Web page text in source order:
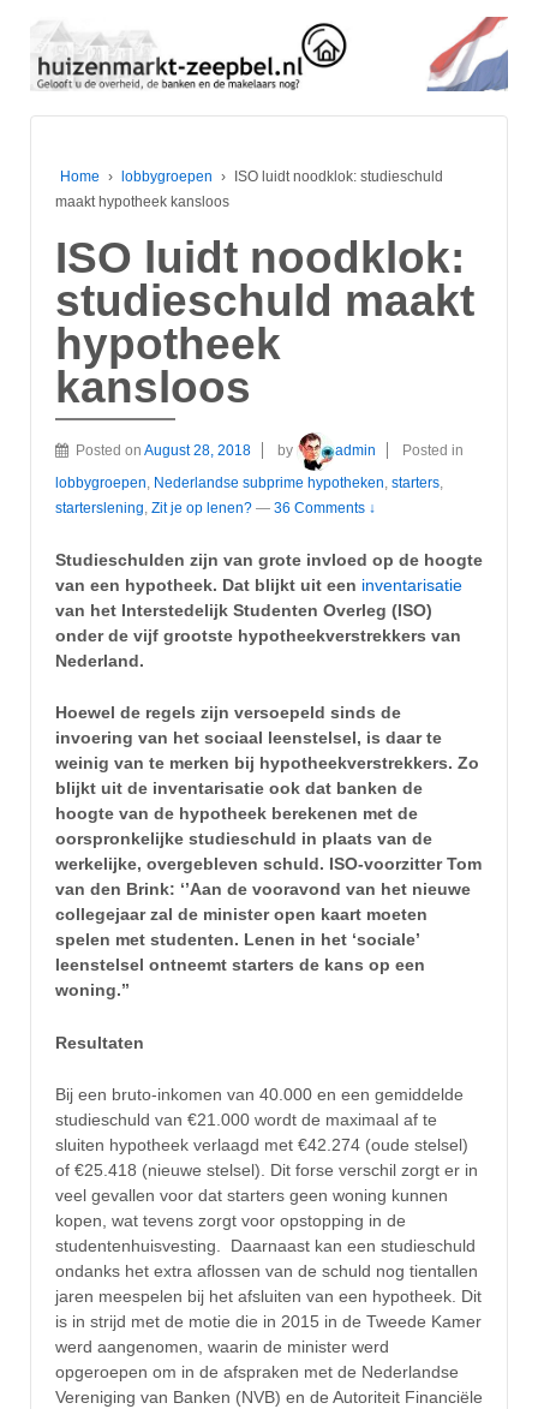
Home › lobbygroepen ›
ISO luidt noodklok: studieschuld
maakt hypotheek kansloos
ISO luidt noodklok:
studieschuld maakt
hypotheek
kansloos
Posted on August 28, 2018 by admin
Posted in
lobbygroepen Nederlandse subprime hypotheken starters
starterslening Zit je op lenen? — 36 Comments ↓
Studieschulden zijn van grote invloed op de hoogte
van een hypotheek. Dat blijkt uit een inventarisatie
van het Interstedelijk Studenten Overleg (ISO)
onder de vijf grootste hypotheekverstrekkers van
Nederland.
Hoewel de regels zijn versoepeld sinds de
invoering van het sociaal leenstelsel, is daar te
weinig van te merken bij hypotheekverstrekkers. Zo
blijkt uit de inventarisatie ook dat banken de
hoogte van de hypotheek berekenen met de
oorspronkelijke studieschuld in plaats van de
werkelijke, overgebleven schuld. ISO-voorzitter Tom
van den Brink: ‘’Aan de vooravond van het nieuwe
collegejaar zal de minister open kaart moeten
spelen met studenten. Lenen in het ‘sociale’
leenstelsel ontneemt starters de kans op een
woning.’’
Resultaten
Bij een bruto-inkomen van 40.000 en een gemiddelde
studieschuld van €21.000 wordt de maximaal af te
sluiten hypotheek verlaagd met €42.274 (oude stelsel)
of €25.418 (nieuwe stelsel). Dit forse verschil zorgt er in
veel gevallen voor dat starters geen woning kunnen
kopen, wat tevens zorgt voor opstopping in de
studentenhuisvesting. Daarnaast kan een studieschuld
ondanks het extra aflossen van de schuld nog tientallen
jaren meespelen bij het afsluiten van een hypotheek. Dit
is in strijd met de motie die in 2015 in de Tweede Kamer
werd aangenomen, waarin de minister werd
opgeroepen om in de afspraken met de Nederlandse
Vereniging van Banken (NVB) en de Autoriteit Financiële